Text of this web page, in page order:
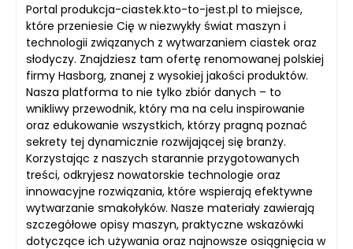
Portal produkcja-ciastek.kto-to-jest.pl to miejsce,
które przeniesie Cię w niezwykły świat maszyn i
technologii związanych z wytwarzaniem ciastek oraz
słodyczy. Znajdziesz tam ofertę renomowanej polskiej
firmy Hasborg, znanej z wysokiej jakości produktów.
Nasza platforma to nie tylko zbiór danych – to
wnikliwy przewodnik, który ma na celu inspirowanie
oraz edukowanie wszystkich, którzy pragną poznać
sekrety tej dynamicznie rozwijającej się branży.
Korzystając z naszych starannie przygotowanych
treści, odkryjesz nowatorskie technologie oraz
innowacyjne rozwiązania, które wspierają efektywne
wytwarzanie smakołyków. Nasze materiały zawierają
szczegółowe opisy maszyn, praktyczne wskazówki
dotyczące ich używania oraz najnowsze osiągnięcia w